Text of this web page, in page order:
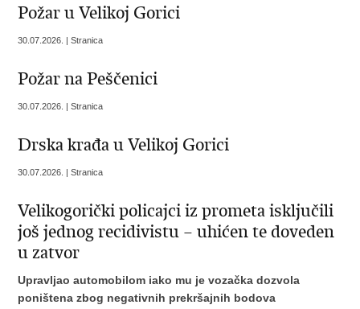
​Požar u Velikoj Gorici
30.07.2026. | Stranica
​Požar na Peščenici
30.07.2026. | Stranica
​Drska krađa u Velikoj Gorici
30.07.2026. | Stranica
Velikogorički policajci iz prometa isključili
još jednog recidivistu – uhićen te doveden
u zatvor
Upravljao automobilom iako mu je vozačka dozvola
poništena zbog negativnih prekršajnih bodova